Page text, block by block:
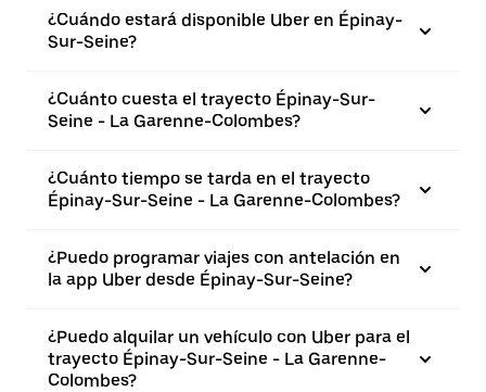
¿Cuándo estará disponible Uber en Épinay-
Sur-Seine?
¿Cuánto cuesta el trayecto Épinay-Sur-
Seine - La Garenne-Colombes?
¿Cuánto tiempo se tarda en el trayecto
Épinay-Sur-Seine - La Garenne-Colombes?
¿Puedo programar viajes con antelación en
la app Uber desde Épinay-Sur-Seine?
¿Puedo alquilar un vehículo con Uber para el
trayecto Épinay-Sur-Seine - La Garenne-
Colombes?